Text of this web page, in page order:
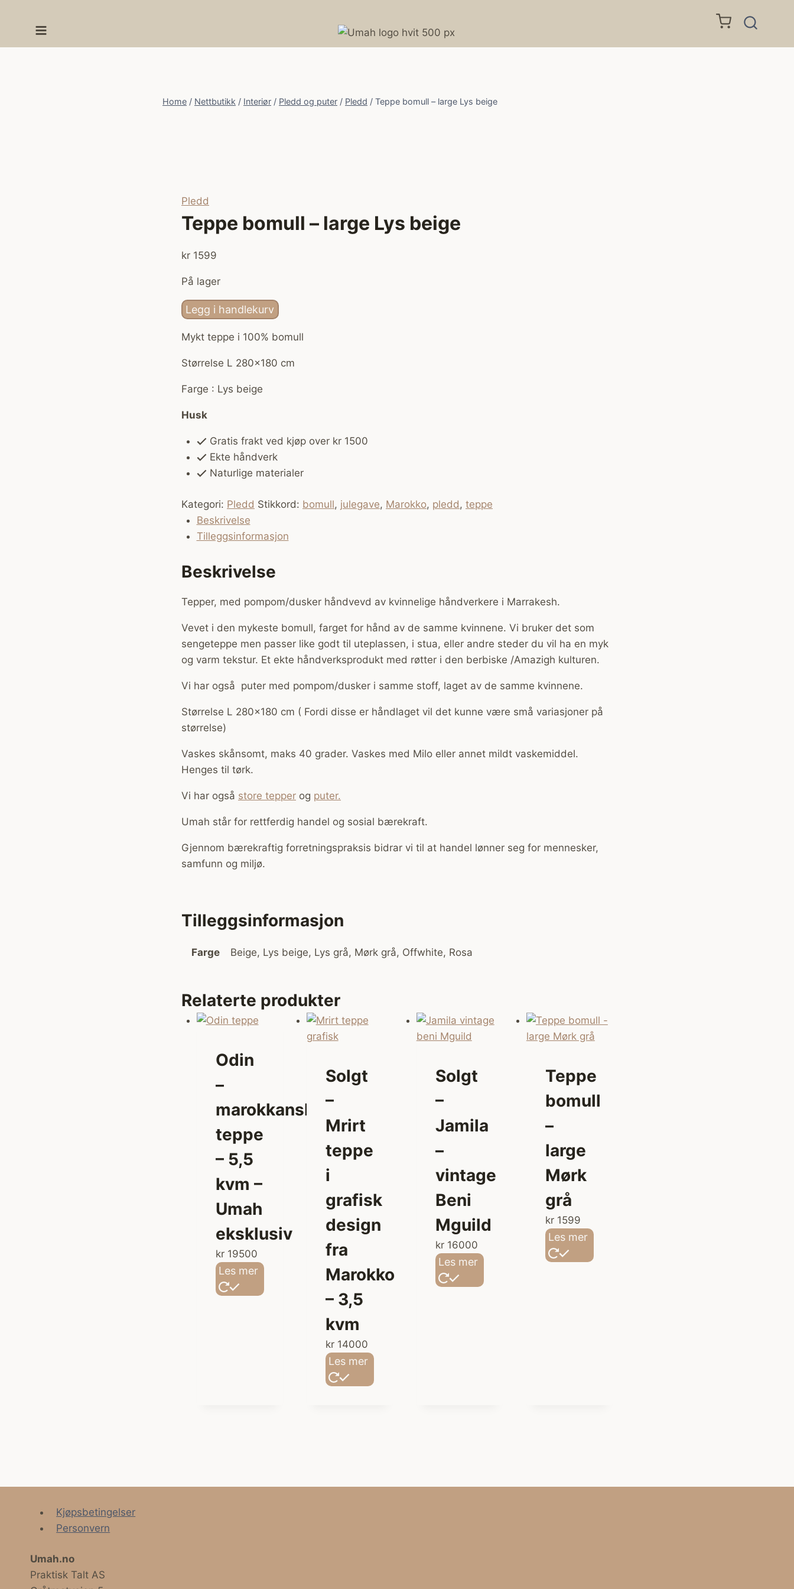
Home / Nettbutikk / Interiør / Pledd og puter / Pledd / Teppe bomull – large Lys beige
Pledd
Teppe bomull – large Lys beige
kr 1599
På lager
Teppe
bomull
-
Lys
beige
Legg i handlekurv
Mykt teppe i 100% bomull
Størrelse L 280×180 cm
Farge : Lys beige
Husk
Gratis frakt ved kjøp over kr 1500
Ekte håndverk
Naturlige materialer
Kategori: Pledd Stikkord: bomull, julegave, Marokko, pledd , teppe
Beskrivelse
Tilleggsinformasjon
Beskrivelse
Tepper, med pompom/dusker håndvevd av kvinnelige håndverkere i Marrakesh.
Vevet i den mykeste bomull, farget for hånd av de samme kvinnene. Vi bruker det som
sengeteppe men passer like godt til uteplassen, i stua, eller andre steder du vil ha en myk
og varm tekstur. Et ekte håndverksprodukt med røtter i den berbiske /Amazigh kulturen.
Vi har også puter med pompom/dusker i samme stoff, laget av de samme kvinnene.
Størrelse L 280×180 cm ( Fordi disse er håndlaget vil det kunne være små variasjoner på
størrelse)
Vaskes skånsomt, maks 40 grader. Vaskes med Milo eller annet mildt vaskemiddel.
Henges til tørk.
Vi har også store tepper og puter.
Umah står for rettferdig handel og sosial bærekraft.
Gjennom bærekraftig forretningspraksis bidrar vi til at handel lønner seg for mennesker,
samfunn og miljø.
Tilleggsinformasjon
Farge Beige, Lys beige, Lys grå, Mørk grå, Offwhite, Rosa
Relaterte produkter
Odin
–
marokkansk
teppe
– 5,5
kvm –
Umah
eksklusiv
kr19500
Les mer
Solgt
–
Mrirt
teppe
i
grafisk
design
fra
Marokko
– 3,5
kvm
kr14000
Les mer
Solgt
–
Jamila
–
vintage
Beni
Mguild
kr16000
Les mer
Teppe
bomull
–
large
Mørk
grå
kr1599
Les mer
Kjøpsbetingelser
Personvern
Umah.no
Praktisk Talt AS